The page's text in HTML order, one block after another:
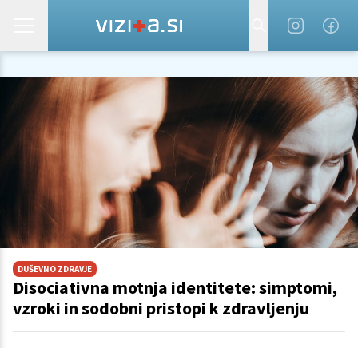
DUŠEVNO ZDRAVJE
Disociativna motnja identitete: simptomi,
vzroki in sodobni pristopi k zdravljenju